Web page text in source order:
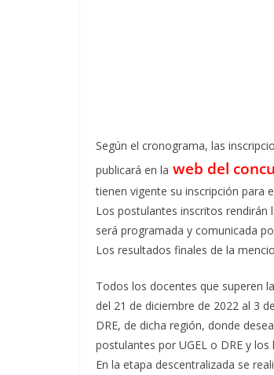
Según el cronograma, las
publicará en la web del
tienen vigente su inscripción para
Los postulantes inscritos rendirán
será programada y comunicada
Los resultados finales de la
Todos los docentes que superen
del 21 de diciembre de 2022 al 3
DRE, de dicha región, donde
postulantes por UGEL o DRE y los
En la etapa descentralizada se